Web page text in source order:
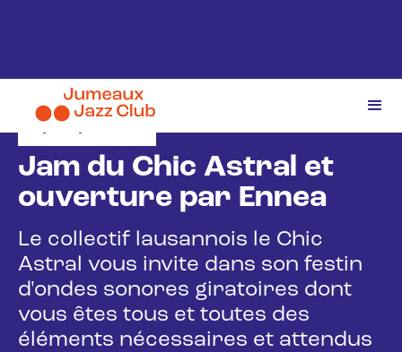
5/11/2025
Jam du Chic Astral et
ouverture par Ennea
Le collectif lausannois le Chic
Astral vous invite dans son festin
d'ondes sonores giratoires dont
vous êtes tous et toutes des
éléments nécessaires et attendus